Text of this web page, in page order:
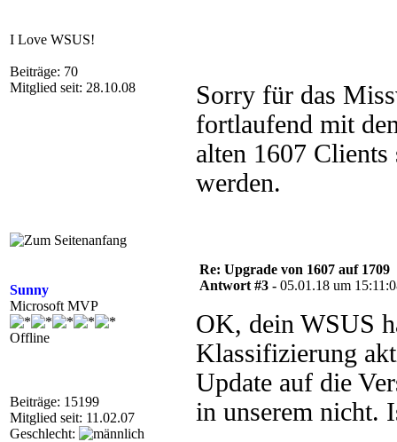
I Love WSUS!
Beiträge: 70
Mitglied seit: 28.10.08
Sorry für das
fortlaufend mit
alten 1607
werden.
Sunny
Microsoft MVP
Offline
Beiträge: 15199
Mitglied seit: 11.02.07
Geschlecht:
Re: Upgrade von 1607 auf 1709
Antwort #3 - 05.01.18 um
OK, dein WSUS
Klassifizierung
Update auf die
in unserem nicht.